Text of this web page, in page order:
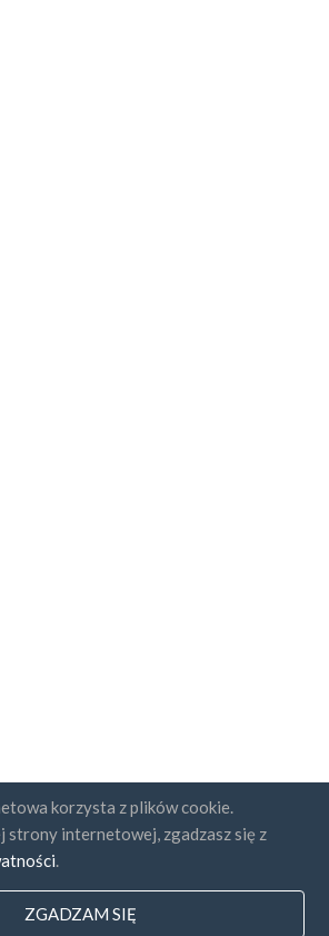
korzysta z plików cookie.
strony internetowej, zgadzasz się z
ZGADZAM SIĘ